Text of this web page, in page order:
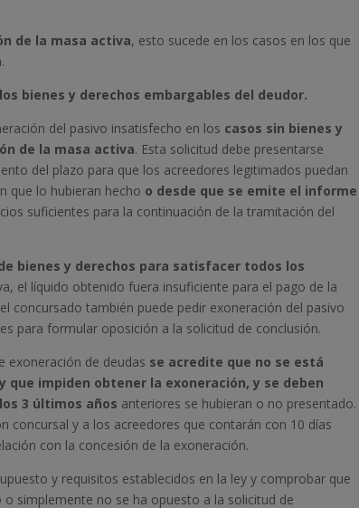
de la masa activa, esto sucede en los casos en los que
bienes y derechos embargables del deudor.
del pasivo insatisfecho en los casos sin bienes y
de la masa activa. Esta solicitud debe presentarse
del plazo para que los acreedores legitimados puedan
que lo hubieran hecho o desde que se emite el informe
suficientes para la continuación de la tramitación del
bienes y derechos para satisfacer todos los
el líquido obtenido fuera insuficiente para el pago de la
concursado también puede pedir exoneración del pasivo
para formular oposición a la solicitud de conclusión.
exoneración de deudas se acredite que no se está
impiden obtener la exoneración, y se deben
3 últimos años anteriores se hubieran o no presentado.
concursal y a los acreedores que contarán con 10 días
con la concesión de la exoneración.
y requisitos establecidos en la ley y comprobar que
simplemente no se ha opuesto a la solicitud de